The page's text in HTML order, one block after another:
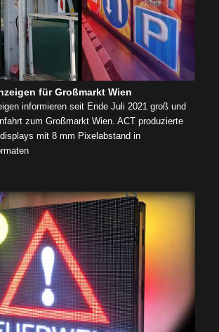
für Großmarkt Wien
informieren seit Ende Juli 2021 groß und
zum Großmarkt Wien. ACT produzierte
mit 8 mm Pixelabstand in